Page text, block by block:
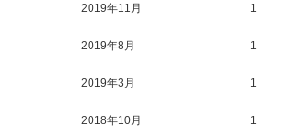
2019年11月 1
2019年8月 1
2019年3月 1
2018年10月 1